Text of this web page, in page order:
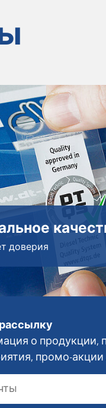
доверия
о продукции,
промо-акции